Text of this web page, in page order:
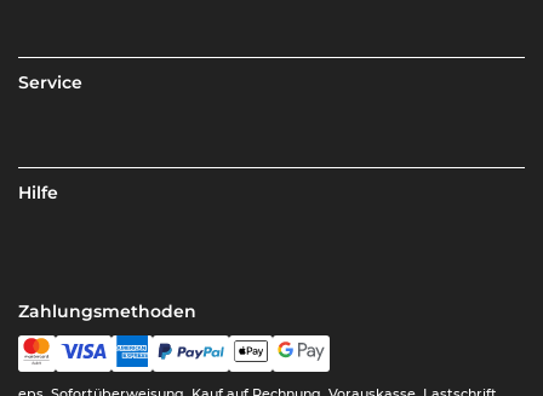
Service
Hilfe
Zahlungsmethoden